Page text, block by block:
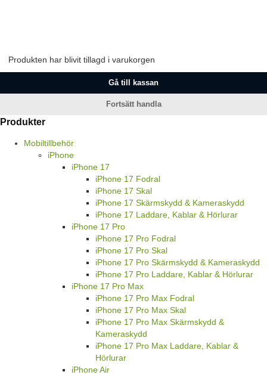
Produkten har blivit tillagd i varukorgen
Gå till kassan
Fortsätt handla
Produkter
Mobiltillbehör
iPhone
iPhone 17
iPhone 17 Fodral
iPhone 17 Skal
iPhone 17 Skärmskydd & Kameraskydd
iPhone 17 Laddare, Kablar & Hörlurar
iPhone 17 Pro
iPhone 17 Pro Fodral
iPhone 17 Pro Skal
iPhone 17 Pro Skärmskydd & Kameraskydd
iPhone 17 Pro Laddare, Kablar & Hörlurar
iPhone 17 Pro Max
iPhone 17 Pro Max Fodral
iPhone 17 Pro Max Skal
iPhone 17 Pro Max Skärmskydd &
Kameraskydd
iPhone 17 Pro Max Laddare, Kablar &
Hörlurar
iPhone Air